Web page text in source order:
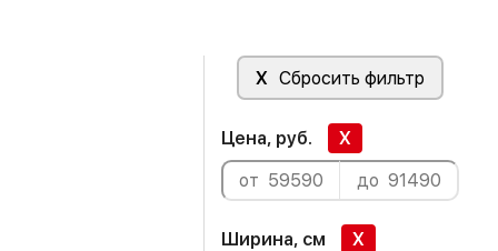
X Сбросить фильтр
Цена, руб. X
Ширина, см X